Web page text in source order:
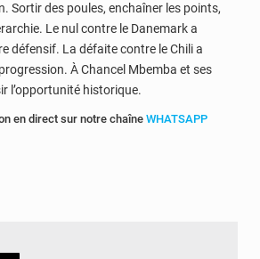
Sortir des poules, enchaîner les points,
Le nul contre le Danemark a
défensif. La défaite contre le Chili a
À Chancel Mbemba et ses
l’opportunité historique.
en direct sur notre chaîne WHATSAPP